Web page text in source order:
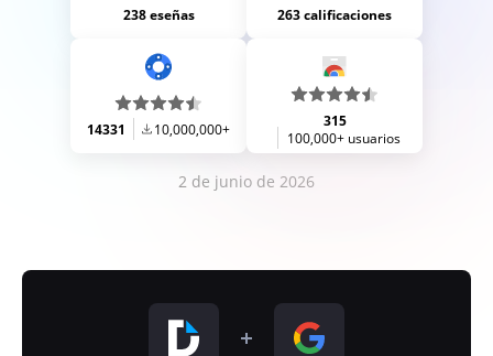
238 eseñas 263 calificaciones
14331 10,000,000+
315
100,000+ usuarios
2 de junio de 2026